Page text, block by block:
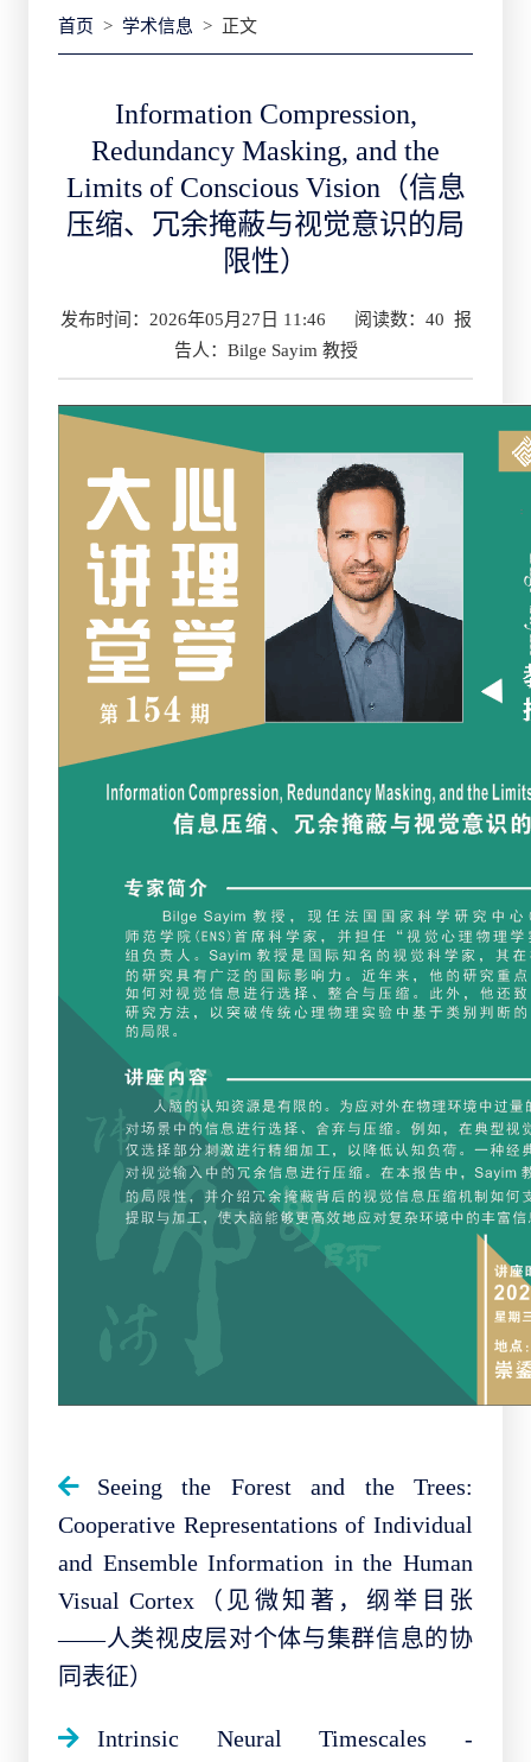
首页 > 学术信息 > 正文
Information Compression,
Redundancy Masking, and the
Limits of Conscious Vision（信息
压缩、冗余掩蔽与视觉意识的局
限性）
发布时间：2026年05月27日 11:46 阅读数： 40 报
告人：Bilge Sayim 教授
Seeing the Forest and the Trees:
Cooperative Representations of Individual
and Ensemble Information in the Human
Visual Cortex（见微知著，纲举目张
——人类视皮层对个体与集群信息的协
同表征）
Intrinsic Neural Timescales -